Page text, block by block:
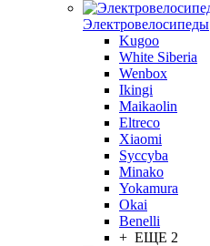
Электровелосипеды
Kugoo
White Siberia
Wenbox
Ikingi
Maikaolin
Eltreco
Xiaomi
Syccyba
Minako
Yokamura
Okai
Benelli
+ ЕЩЕ 2